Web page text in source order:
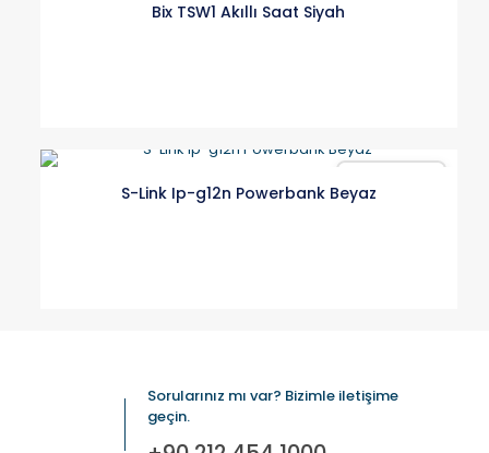
Bix TSW1 Akıllı Saat Siyah
S-Link Ip-g12n Powerbank Beyaz
Sorularınız mı var? Bizimle iletişime
geçin.